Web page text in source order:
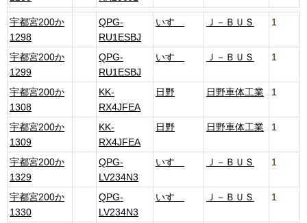
宇都宮200か
1298
QPG-
RU1ESBJ
いすゞ Ｊ－ＢＵＳ 1
宇都宮200か
1299
QPG-
RU1ESBJ
いすゞ Ｊ－ＢＵＳ 1
宇都宮200か
1308
KK-
RX4JFEA
日野 日野車体工業 1
宇都宮200か
1309
KK-
RX4JFEA
日野 日野車体工業 1
宇都宮200か
1329
QPG-
LV234N3
いすゞ Ｊ－ＢＵＳ 1
宇都宮200か
1330
QPG-
LV234N3
いすゞ Ｊ－ＢＵＳ 1